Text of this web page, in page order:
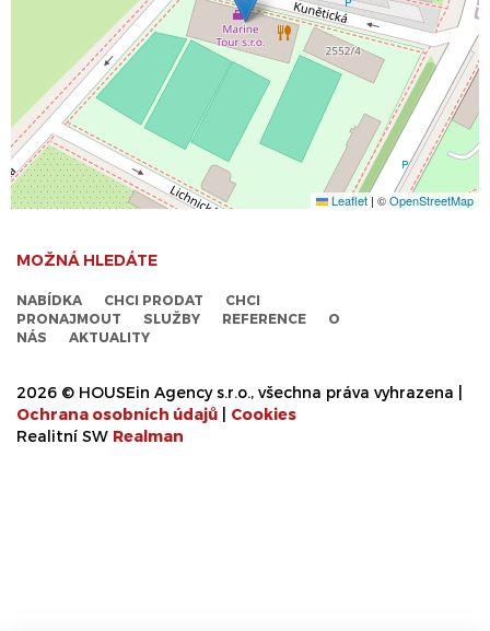
Leaflet | ©OpenStreetMap
MOŽNÁ HLEDÁTE
NABÍDKA CHCI PRODAT
CHCI
PRONAJMOUT
SLUŽBY REFERENCE
O
NÁS
AKTUALITY
2026 © HOUSEin Agency s.r.o., všechna práva vyhrazena |
Ochrana osobních údajů
Cookies
Realitní SW Realman